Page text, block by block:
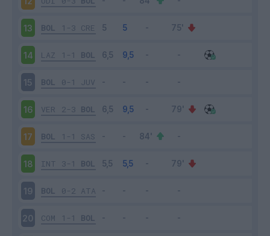
13 BOL 1-3 CRE
14 LAZ 1-1 BOL
15 BOL 0-1 JUV
16 VER 2-3 BOL
17 BOL 1-1 SAS
18 INT 3-1 BOL
19 BOL 0-2 ATA
20 COM 1-1 BOL